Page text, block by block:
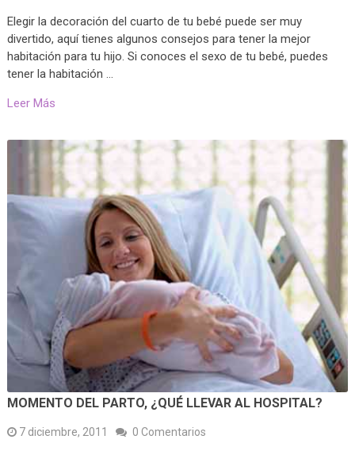
Elegir la decoración del cuarto de tu bebé puede ser muy
divertido, aquí tienes algunos consejos para tener la mejor
habitación para tu hijo. Si conoces el sexo de tu bebé, puedes
tener la habitación …
Leer Más
MOMENTO DEL PARTO, ¿QUÉ LLEVAR AL HOSPITAL?
7 diciembre, 2011 0 Comentarios